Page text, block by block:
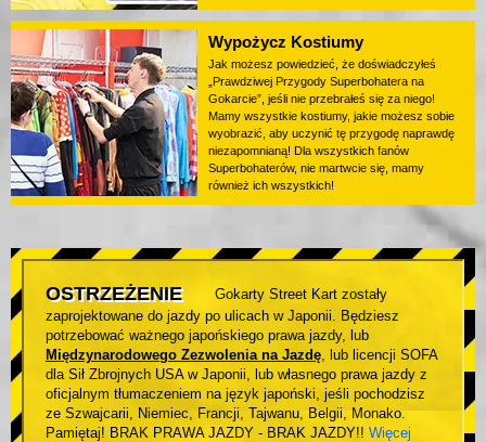
Wypożycz Kostiumy
Jak możesz powiedzieć, że doświadczyłeś
„Prawdziwej Przygody Superbohatera na
Gokarcie”, jeśli nie przebrałeś się za niego!
Mamy wszystkie kostiumy, jakie możesz sobie
wyobrazić, aby uczynić tę przygodę naprawdę
niezapomnianą! Dla wszystkich fanów
Superbohaterów, nie martwcie się, mamy
również ich wszystkich!
OSTRZEŻENIE
Gokarty Street Kart zostały
zaprojektowane do jazdy po ulicach w Japonii. Będziesz
potrzebować ważnego japońskiego prawa jazdy, lub
Międzynarodowego Zezwolenia na Jazdę , lub licencji SOFA
dla Sił Zbrojnych USA w Japonii, lub własnego prawa jazdy z
oficjalnym tłumaczeniem na język japoński, jeśli pochodzisz
ze Szwajcarii, Niemiec, Francji, Tajwanu, Belgii, Monako.
Pamiętaj! BRAK PRAWA JAZDY - BRAK JAZDY!! Więcej